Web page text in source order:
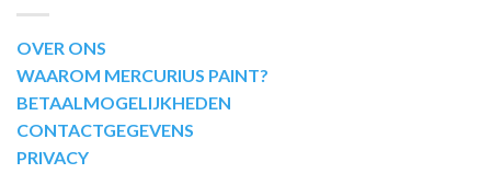
OVER ONS
WAAROM MERCURIUS PAINT?
BETAALMOGELIJKHEDEN
CONTACTGEGEVENS
PRIVACY